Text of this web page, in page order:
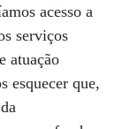
acesso a
serviços
atuação
esquecer que,